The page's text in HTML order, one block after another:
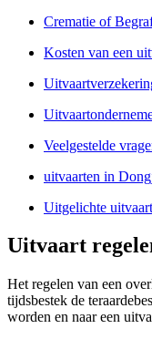
Crematie of
Kosten van een
Veelgestelde
uitvaarten in
Uitgelichte
Uitvaart
Het regelen van een
tijdsbestek de
worden en naar een